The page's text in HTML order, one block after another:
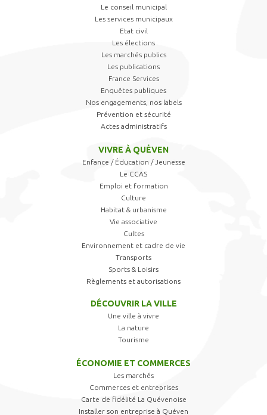
Le conseil municipal
Les services municipaux
Etat civil
Les élections
Les marchés publics
Les publications
France Services
Enquêtes publiques
Nos engagements, nos labels
Prévention et sécurité
Actes administratifs
VIVRE À QUÉVEN
Enfance / Éducation / Jeunesse
Le CCAS
Emploi et formation
Culture
Habitat & urbanisme
Vie associative
Cultes
Environnement et cadre de vie
Transports
Sports & Loisirs
Règlements et autorisations
DÉCOUVRIR LA VILLE
Une ville à vivre
La nature
Tourisme
ÉCONOMIE ET COMMERCES
Les marchés
Commerces et entreprises
Carte de fidélité La Quévenoise
Installer son entreprise à Quéven